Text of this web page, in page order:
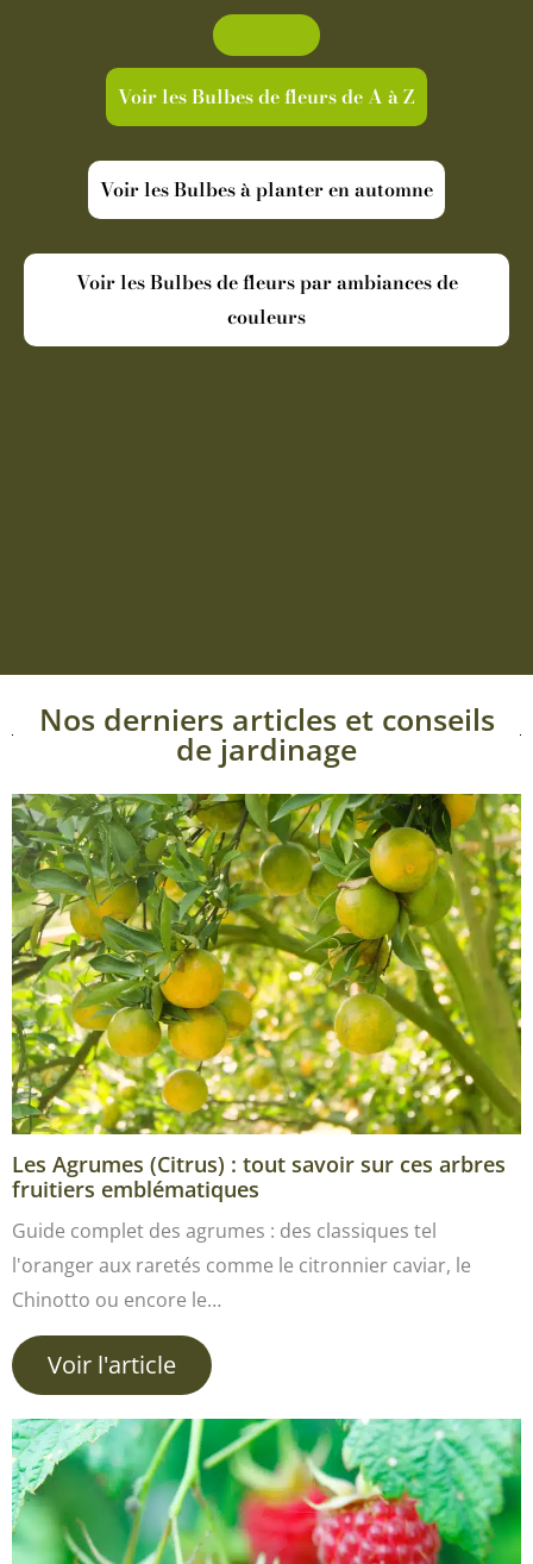
Voir les Bulbes de fleurs de A à Z
Voir les Bulbes à planter en automne
Voir les Bulbes de fleurs par ambiances de
couleurs
Nos derniers articles et conseils
de jardinage
Les Agrumes (Citrus) : tout savoir sur ces arbres
fruitiers emblématiques
Guide complet des agrumes : des classiques tel
l'oranger aux raretés comme le citronnier caviar, le
Chinotto ou encore le…
Voir l'article